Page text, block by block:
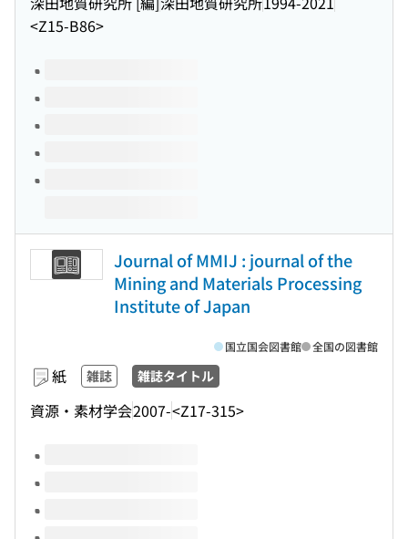
<Z15-B86>
このタイトルの巻号
Journal of MMIJ : journal of the
Mining and Materials Processing
Institute of Japan
紙 雑誌 雑誌タイトル
資源・素材学会2007-<Z17-315>
国立国会図書館 全国の図書館
このタイトルの巻号